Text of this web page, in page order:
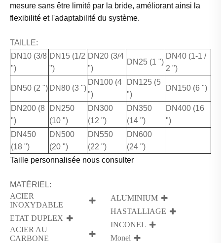
mesure sans être limité par la bride, améliorant ainsi la
flexibilité et l'adaptabilité du système.
TAILLE:
DN10 (3/8
")
DN15 (1/2
")
DN20 (3/4
")
DN25 (1 ")
DN40 (1-1 /
2 ")
DN50 (2 ") DN80 (3 ")
DN100 (4
")
DN125 (5
")
DN150 (6 ")
DN200 (8
")
DN250
(10 ")
DN300
(12 ")
DN350
(14 ")
DN400 (16
")
DN450
(18 ")
DN500
(20 ")
DN550
(22 ")
DN600
(24 ")
Taille personnalisée nous consulter
MATÉRIEL:
ACIER
INOXYDABLE
ETAT DUPLEX
ACIER AU
CARBONE
ALUMINIUM
HASTALLIAGE
INCONEL
Monel